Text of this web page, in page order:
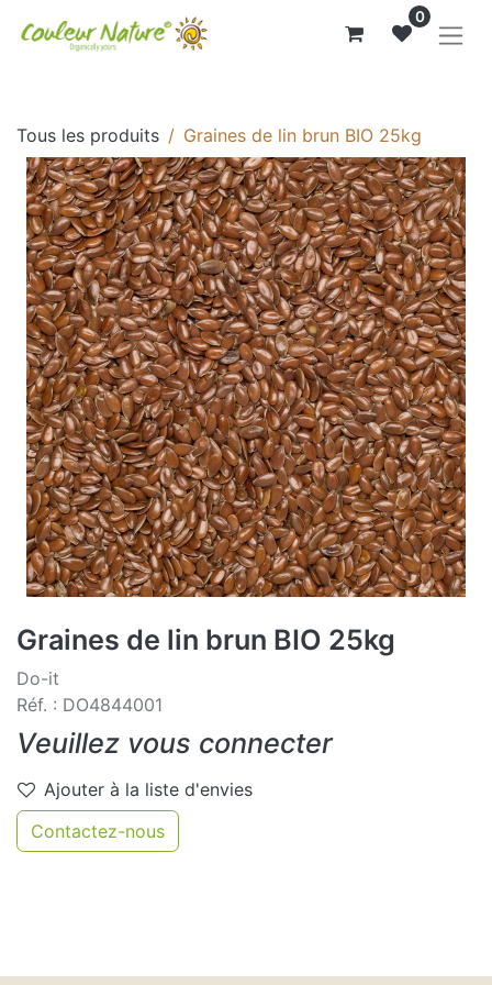
0
Tous les produits Graines de lin brun BIO 25kg
Graines de lin brun BIO 25kg
Do-it
Réf. : DO4844001
Veuillez vous connecter
Ajouter à la liste d'envies
Contactez-nous